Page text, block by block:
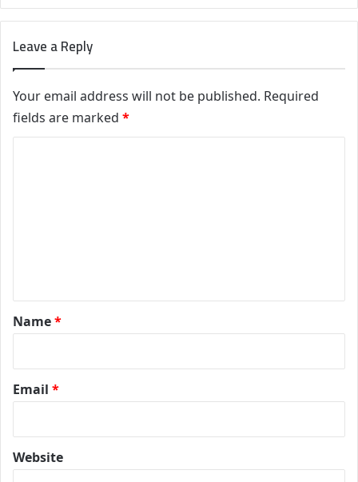
Leave a Reply
Your email address will not be published. Required
fields are marked *
*
Name*
Email *
Website